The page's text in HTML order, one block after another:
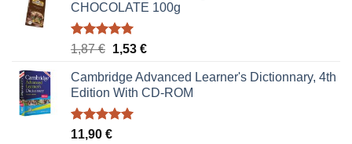
CHOCOLATE 100g
Note5.00
1,87€ Le
initial
était :
1,87 €.
1,53 €Le
actuel
est :
Cambridge Advanced Learner's Dictionnary, 4th
Edition With CD-ROM
Note5.00
11,90 €